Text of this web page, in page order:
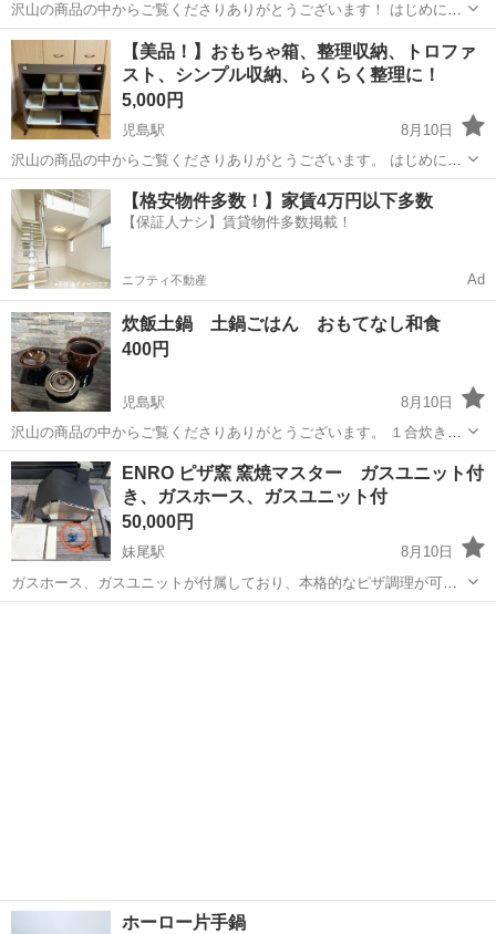
沢山の商品の中からご覧くださりありがとうございます！ はじめに
プロフィールを全く読まずに定型文を送ってこられる方がとても多い
です💦 ちゃんと読んでいただいた上でお問い合わせください。 読んで
ない方であろうと思われる方は問...
岡山 倉敷市 児島駅 その他 雨水
【美品！】おもちゃ箱、整理収納、トロファ
スト、シンプル収納、らくらく整理に！
5,000円
児島駅
8月10日
沢山の商品の中からご覧くださりありがとうございます。 はじめに
プロフィールを全く読まずに定型文を送ってこられる方がとても多い
です💦 ちゃんと読んでいただいた上でお問い合わせください。 読んで
ない方であろうと思われる方は問...
岡山 倉敷市 児島駅 生活雑貨 トロファスト
【格安物件多数！】家賃4万円以下多数
【保証人ナシ】賃貸物件多数掲載！
ニフティ不動産 Ad
炊飯土鍋 土鍋ごはん おもてなし和食
400円
児島駅
8月10日
沢山の商品の中からご覧くださりありがとうございます。 １合炊きの
炊飯土鍋です。 断捨離の為、出品します。 譲っていただきましたが使
うことなくどなたかに使ってきただけたらと思い出品しました。 ３枚
目に一部欠けてる写真載せてます...
岡山 倉敷市 調理器具 土鍋
ENRO ピザ窯 窯焼マスター ガスユニット付
き、ガスホース、ガスユニット付
50,000円
妹尾駅
8月10日
ガスホース、ガスユニットが付属しており、本格的なピザ調理が可能
なポータブルピザ窯のセット。 ガス、薪、炭での調理が可能な万能窯
ホーロー片手鍋